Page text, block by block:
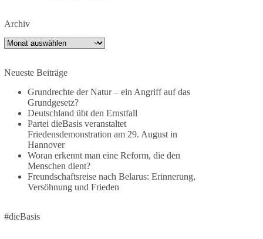
🌍 Migration darf niemals zum politischen
Die Ereignisse in Ceuta zeigen, wie schnell
Menschen zwischen geopolitische Interessen
geraten können. Unabhängig davon, welche
politischen oder diplomatischen Ursachen diese
Krise im Einzelnen hatte, eines wird deutlich:
Wenn Migration als Druckmittel eingesetzt oder
von Schleusernetzwerken ausgenutzt werden
kann, verlieren am Ende immer die Menschen.
🟩🟩🟦🟦🟥🟥🟧🟧
dieBasis meint:
Archiv
Archiv
Neueste Beiträge
Grundrechte der Natur – ein Angriff auf das
Grundgesetz?
Deutschland übt den Ernstfall
Partei dieBasis veranstaltet
Friedensdemonstration am 29. August in
Hannover
Woran erkennt man eine Reform, die den
Menschen dient?
Freundschaftsreise nach Belarus: Erinnerung,
Versöhnung und Frieden
#dieBasis